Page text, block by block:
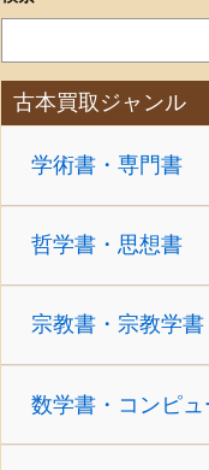
古本買取ジャンル
学術書・専門書
哲学書・思想書
宗教書・宗教学書
数学書・コンピ